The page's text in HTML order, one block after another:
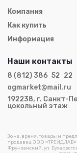
Компания
Как купить
Информация
Зона, время, товары и
продавец ООО «ТРЕЙДЛАБ»
Фрунзенский, ул.
Наши контакты
8 (812) 386‒52‒22
ogmarket@mail.ru
192238, г. Санкт-
цокольный этаж